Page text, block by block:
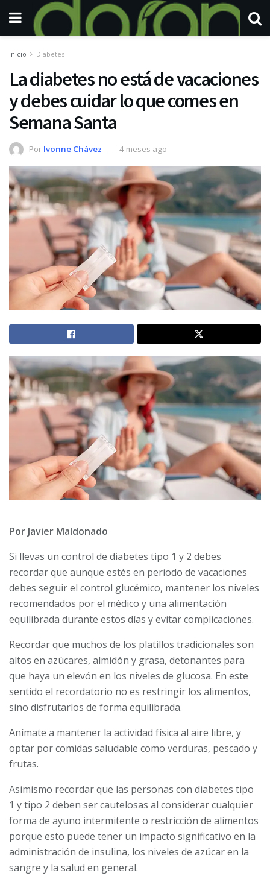
Inicio Diabetes
La diabetes no está de vacaciones
y debes cuidar lo que comes en
Semana Santa
Por Ivonne Chávez 4 meses ago
Por Javier Maldonado
Si llevas un control de diabetes tipo 1 y 2 debes
recordar que aunque estés en periodo de vacaciones
debes seguir el control glucémico, mantener los niveles
recomendados por el médico y una alimentación
equilibrada durante estos días y evitar complicaciones.
Recordar que muchos de los platillos tradicionales son
altos en azúcares, almidón y grasa, detonantes para
que haya un elevón en los niveles de glucosa. En este
sentido el recordatorio no es restringir los alimentos,
sino disfrutarlos de forma equilibrada.
Anímate a mantener la actividad física al aire libre, y
optar por comidas saludable como verduras, pescado y
frutas.
Asimismo recordar que las personas con diabetes tipo
1 y tipo 2 deben ser cautelosas al considerar cualquier
forma de ayuno intermitente o restricción de alimentos
porque esto puede tener un impacto significativo en la
administración de insulina, los niveles de azúcar en la
sangre y la salud en general.